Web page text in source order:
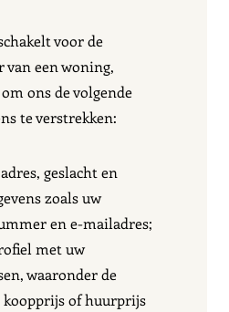
voor de
van een woning,
ons de volgende
te verstrekken:
geslacht en
zoals uw
en e-mailadres;
met uw
waaronder de
of huurprijs